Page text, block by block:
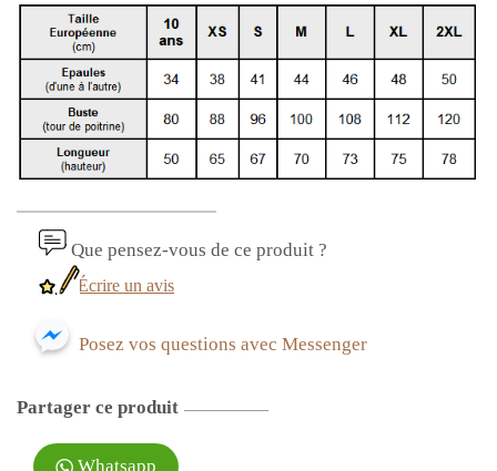
Que pensez-vous de ce produit ?
Écrire un avis
Posez vos questions avec Messenger
Partager ce produit
Whatsapp